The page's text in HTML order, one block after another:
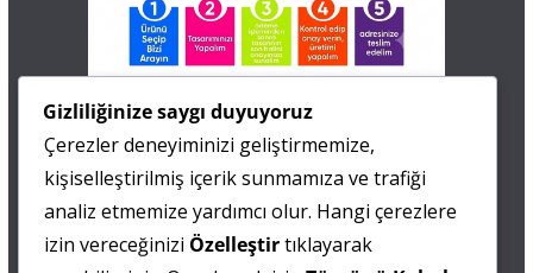
0 505 677 40 87
Fatma MARMARA
0 538 844 90 90
Gizliliğinize saygı duyuyoruz
Çerezler deneyiminizi geliştirmemize,
kişiselleştirilmiş içerik sunmamıza ve trafiği
analiz etmemize yardımcı olur. Hangi çerezlere
izin vereceğinizi Özelleştirtıklayarak